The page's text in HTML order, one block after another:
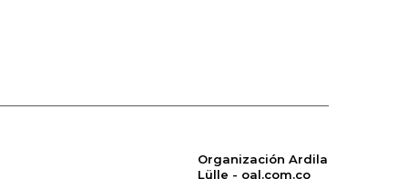
Organización Ardila
Lülle - oal.com.co